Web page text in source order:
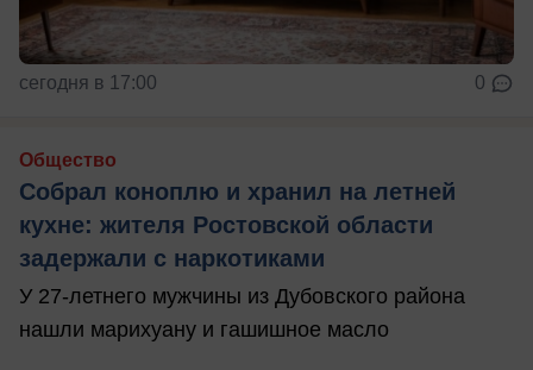
сегодня в 17:00 0
Общество
Собрал коноплю и хранил на летней
кухне: жителя Ростовской области
задержали с наркотиками
У 27-летнего мужчины из Дубовского района
нашли марихуану и гашишное масло